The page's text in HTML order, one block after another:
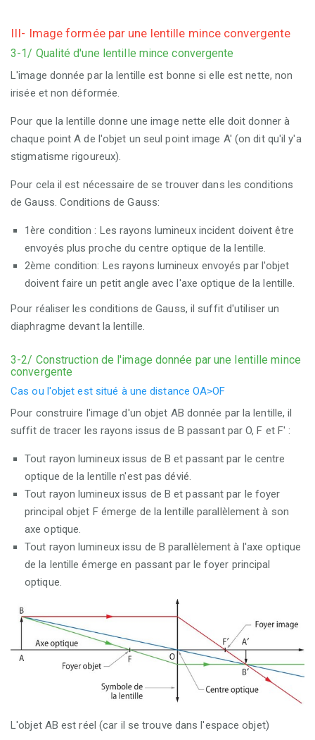
III- Image formée par une lentille mince convergente
3-1/ Qualité d'une lentille mince convergente
L'image donnée par la lentille est bonne si elle est nette, non
irisée et non déformée.
Pour que la lentille donne une image nette elle doit donner à
chaque point A de l'objet un seul point image A' (on dit qu'il y'a
stigmatisme rigoureux).
Pour cela il est nécessaire de se trouver dans les conditions
de Gauss. Conditions de Gauss:
1ère condition : Les rayons lumineux incident doivent être
envoyés plus proche du centre optique de la lentille.
2ème condition: Les rayons lumineux envoyés par l'objet
doivent faire un petit angle avec l'axe optique de la lentille.
Pour réaliser les conditions de Gauss, il suffit d'utiliser un
diaphragme devant la lentille.
3-2/ Construction de l'image donnée par une lentille mince
convergente
Cas ou l'objet est situé à une distance OA>OF
Pour construire l'image d'un objet AB donnée par la lentille, il
suffit de tracer les rayons issus de B passant par O, F et F' :
Tout rayon lumineux issus de B et passant par le centre
optique de la lentille n'est pas dévié.
Tout rayon lumineux issus de B et passant par le foyer
principal objet F émerge de la lentille parallèlement à son
axe optique.
Tout rayon lumineux issu de B parallèlement à l'axe optique
de la lentille émerge en passant par le foyer principal
optique.
L'objet AB est réel (car il se trouve dans l'espace objet)